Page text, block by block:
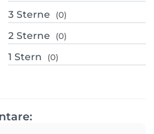
3 Sterne (0)
2 Sterne (0)
1 Stern (0)